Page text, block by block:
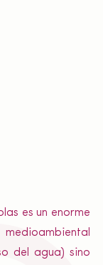
es un enorme
del agua) sino